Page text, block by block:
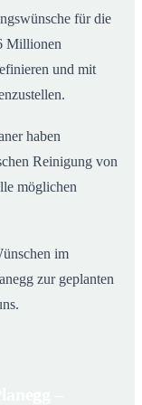
für die
Millionen
und mit
haben
Reinigung von
möglichen
im
zur geplanten